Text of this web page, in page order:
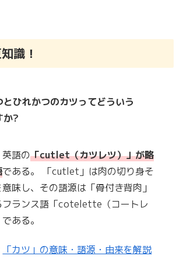
識！
とひれかつのカツってどういう
か?
英語の「cutlet（カツレツ）」が略
である。 「cutlet」は肉の切り身そ
味し、その語源は「骨付き背肉」
フランス語「cotelette（コートレ
ある。
「カツ」の意味・語源・由来を解説